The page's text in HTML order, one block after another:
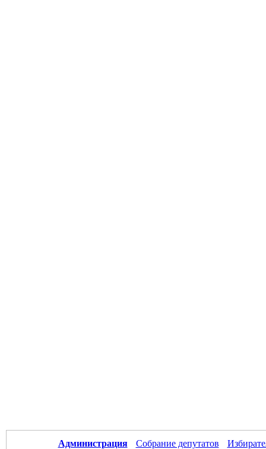
Администрация Собрание депутатов